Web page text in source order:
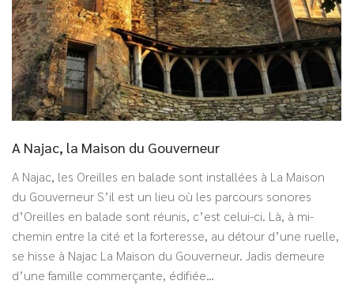
A Najac, la Maison du Gouverneur
A Najac, les Oreilles en balade sont installées à La Maison
du Gouverneur S’il est un lieu où les parcours sonores
d’Oreilles en balade sont réunis, c’est celui-ci. Là, à mi-
chemin entre la cité et la forteresse, au détour d’une ruelle,
se hisse à Najac La Maison du Gouverneur. Jadis demeure
d’une famille commerçante, édifiée…